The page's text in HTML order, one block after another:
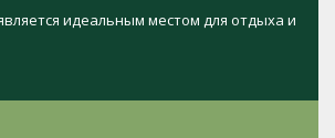
идеальным местом для отдыха и